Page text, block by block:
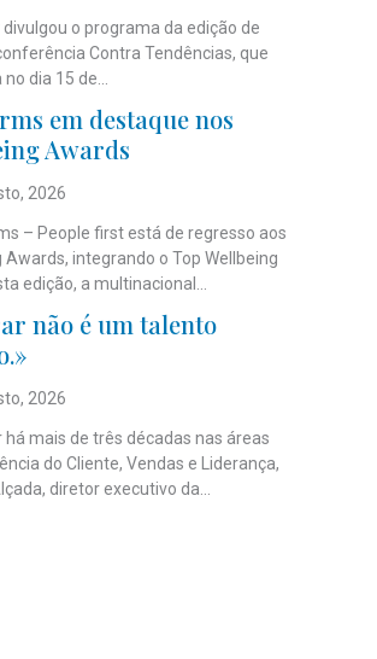
divulgou o programa da edição de
Contra Tendências, que
dia 15 de...
em destaque nos
Awards
2026
– People first está de regresso aos
Awards, integrando o Top Wellbeing
edição, a multinacional...
não é um talento
2026
há mais de três décadas nas áreas
do Cliente, Vendas e Liderança,
diretor executivo da...